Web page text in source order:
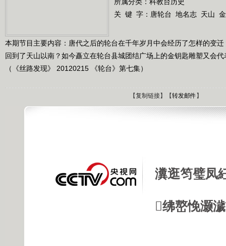
关 键 字： 唐轮台 地名志 天山
本期节目主要内容：唐代之后的轮台在千年岁月中会经历了怎样的变
回到了天山以南？如今矗立在轮台县城团结广场上的金钥匙雕塑又会
（《丝路发现》 20120215 《轮台》第七集）
【复制链接】【转发邮件 】
瀵逛笉璧凤
绋嶅悗灏